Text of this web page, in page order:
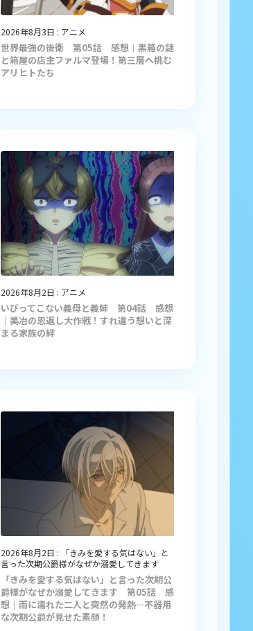
2026年8月3日 : アニメ
世界最強の後衛 第05話 感想｜黒箱の謎
と箱屋の店主ファルマ登場！第三層へ挑む
アリヒトたち
2026年8月2日 : アニメ
いびってこない義母と義姉 第04話 感想
｜美冶の恩返し大作戦！すれ違う想いと深
まる家族の絆
2026年8月2日 :
「きみを愛する気はない」と
言った次期公爵様がなぜか溺愛してきます
「きみを愛する気はない」と言った次期公
爵様がなぜか溺愛してきます 第05話 感
想｜雨に濡れた二人と突然の発熱…不器用
な次期公爵が見せた素顔！